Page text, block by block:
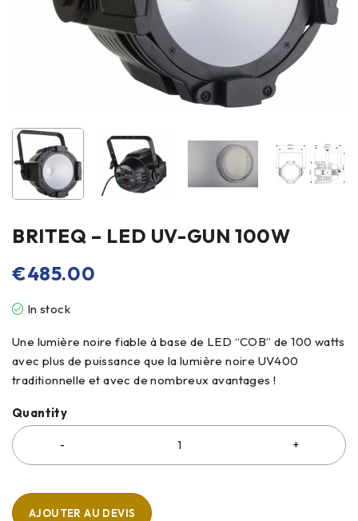
BRITEQ – LED UV-GUN 100W
€485.00
In stock
Une lumière noire fiable à base de LED “COB” de 100 watts
avec plus de puissance que la lumière noire UV400
traditionnelle et avec de nombreux avantages !
Quantity
AJOUTER AU DEVIS